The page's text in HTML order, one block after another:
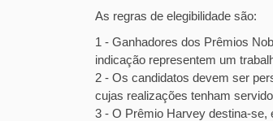
As regras de elegibilidade são:
1 - Ganhadores dos Prêmios
indicação representem um
2 - Os candidatos devem ser
cujas realizações tenham
3 - O Prêmio Harvey destina-se,